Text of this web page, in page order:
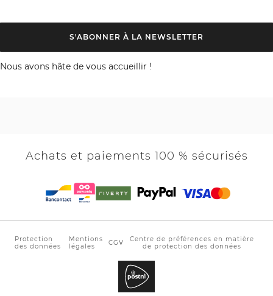
S'ABONNER À LA NEWSLETTER
Nous avons hâte de vous accueillir !
Achats et paiements 100 % sécurisés
Protection
des données
Mentions
légales
CGV
Centre de préférences en matière
de protection des données